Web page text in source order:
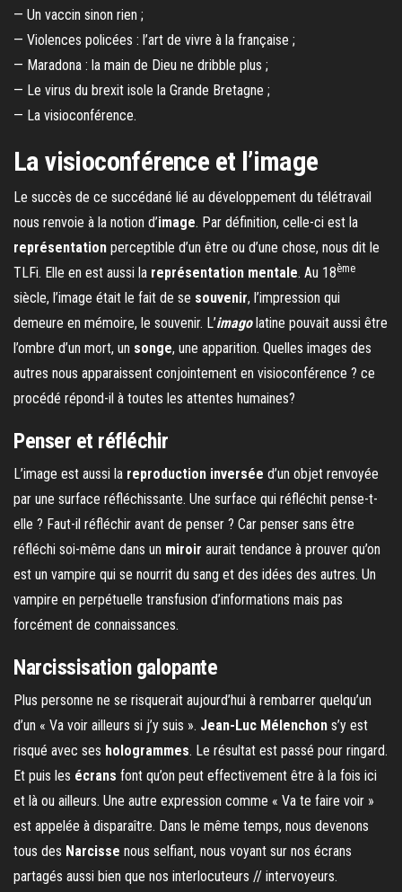
— Un vaccin sinon rien ;
— Violences policées : l’art de vivre à la française ;
— Maradona : la main de Dieu ne dribble plus ;
— Le virus du brexit isole la Grande Bretagne ;
— La visioconférence.
La visioconférence et l’image
Le succès de ce succédané lié au développement du télétravail
nous renvoie à la notion d’image. Par définition, celle-ci est la
représentation perceptible d’un être ou d’une chose, nous dit le
TLFi. Elle en est aussi la représentation mentale. Au 18ème
siècle, l’image était le fait de se souvenir, l’impression qui
demeure en mémoire, le souvenir. L’imagolatine pouvait aussi être
l’ombre d’un mort, un songe, une apparition. Quelles images des
autres nous apparaissent conjointement en visioconférence ? ce
procédé répond-il à toutes les attentes humaines?
Penser et réfléchir
L’image est aussi la reproduction inversée d’un objet renvoyée
par une surface réfléchissante. Une surface qui réfléchit pense-t-
elle ? Faut-il réfléchir avant de penser ? Car penser sans être
réfléchi soi-même dans un miroir aurait tendance à prouver qu’on
est un vampire qui se nourrit du sang et des idées des autres. Un
vampire en perpétuelle transfusion d’informations mais pas
forcément de connaissances.
Narcissisation galopante
Plus personne ne se risquerait aujourd’hui à rembarrer quelqu’un
d’un « Va voir ailleurs si j’y suis ». Jean-Luc Mélenchon s’y est
risqué avec ses hologrammes. Le résultat est passé pour ringard.
Et puis les écrans font qu’on peut effectivement être à la fois ici
et là ou ailleurs. Une autre expression comme « Va te faire voir »
est appelée à disparaître. Dans le même temps, nous devenons
tous des Narcisse nous selfiant, nous voyant sur nos écrans
partagés aussi bien que nos interlocuteurs // intervoyeurs.